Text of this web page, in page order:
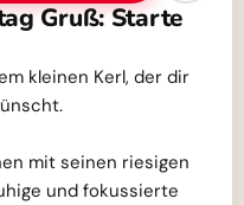
Gruß: Starte
kleinen Kerl, der dir
mit seinen riesigen
und fokussierte